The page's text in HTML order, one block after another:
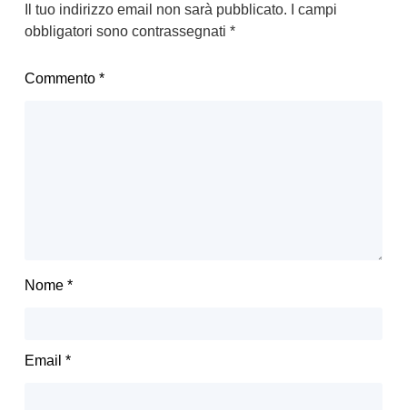
Il tuo indirizzo email non sarà pubblicato.
I campi
obbligatori sono contrassegnati *
Commento *
Nome *
Email *